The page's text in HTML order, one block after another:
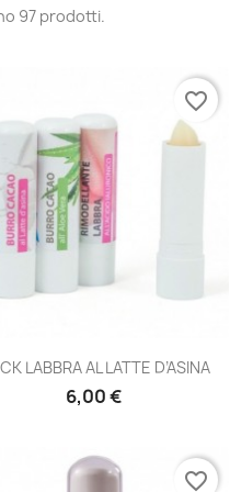
97 prodotti.
Anteprima
LABBRA AL LATTE D’ASINA
6,00 €
favorite_border
favorite_border